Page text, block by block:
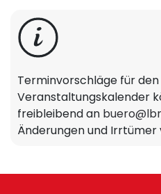
Terminvorschläge für den
Veranstaltungskalender
freibleibend an
Änderungen und